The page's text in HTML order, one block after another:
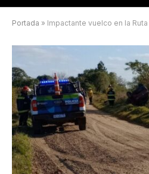
Portada » Impactante vuelco en la